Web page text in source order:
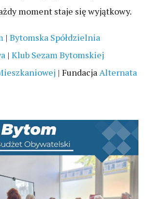
moment staje się wyjątkowy.
| Bytomska Spółdzielnia
| Klub Sezam Bytomskiej
| Fundacja Alternata